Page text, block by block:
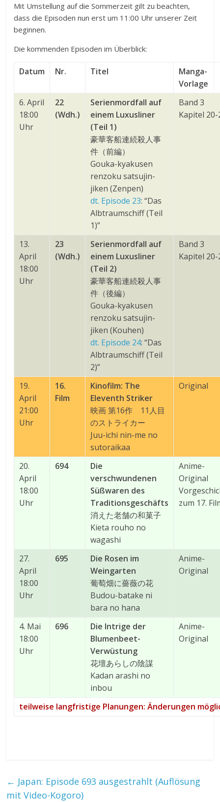
Mit Umstellung auf die Sommerzeit gilt zu beachten,
dass die Episoden nun erst um 11:00 Uhr unserer Zeit
beginnen.
Die kommenden Episoden im Überblick:
Datum Nr. Titel
Manga-
Vorlage
6. April
18:00
Uhr
22
(Wdh.)
Serienmordfall auf
einem Luxusliner
(Teil 1)
豪華客船連続殺人事
件（前編）
Gouka-kyakusen
renzoku satsujin-
jiken (Zenpen)
dt. Episode 23: “Das
Albtraumschiff (Teil
1)”
Band 3
Kapitel 20-
13.
April
18:00
Uhr
23
(Wdh.)
Serienmordfall auf
einem Luxusliner
(Teil 2)
豪華客船連続殺人事
件（後編）
Gouka-kyakusen
renzoku satsujin-
jiken (Kouhen)
dt. Episode 24: “Das
Albtraumschiff (Teil
2)”
Band 3
Kapitel 20-
19.
April
21:00
Uhr
16.
Film
Kinofilm: The
Eleventh Striker
映画 第16作 11人目
のストライカー
Juu-ichi nin-me no
sutoraikaa
Original
20.
April
18:00
Uhr
694
Die
verschwundenen
Süßwaren des
Traditionsgeschäfts
消えた老舗の和菓子
Kieta rouho no
wagashi
Anime-
Original
zum 17.
27.
April
18:00
Uhr
695
Die Rosen im
Weingarten
葡萄畑に薔薇の花
Budou-batake ni
bara no hana
Anime-
Original
4. Mai
18:00
Uhr
696
Die Intrige der
Blumenbeet-
Verwüstung
花壇あらしの陰謀
Kadan arashi no
inbou
Anime-
Original
teilweise langfristige Planungen: Änderungen
← Japan: Episode 693 ausgestrahlt (Auflösung
mit Video-Kogoro)